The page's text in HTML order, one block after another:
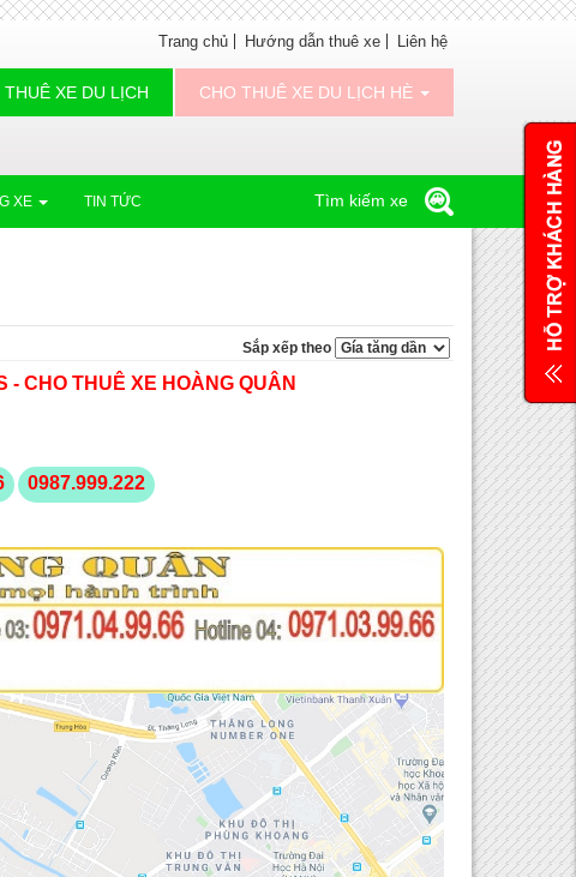
Trang chủ Hướng dẫn thuê xe Liên hệ
THUÊ XE DU LỊCH CHO THUÊ XE DU LỊCH HÈ
XE TIN TỨC Tìm kiếm xe
Sắp xếp theo
CHO THUÊ XE HOÀNG QUÂN
0987.999.222